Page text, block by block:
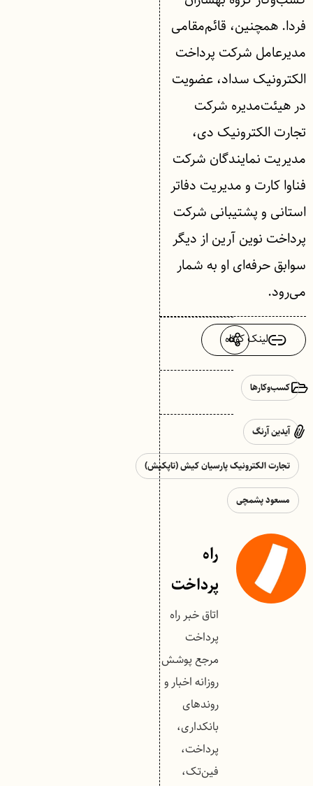
فردا. همچنین، قائم‌مقامی
مدیرعامل شرکت پرداخت
الکترونیک سداد، عضویت
در هیئت‌مدیره شرکت
تجارت الکترونیک دی،
مدیریت نمایندگان شرکت
فناوا کارت و مدیریت دفاتر
استانی و پشتیبانی شرکت
پرداخت نوین آرین از دیگر
سوابق حرفه‌ای او به شمار
می‌رود.
لینک کوتاه
کسب‌وکارها
آیدین آرنگ
تجارت الکترونیک پارسیان کیش (تاپکیش)
مسعود پشم‎چی
راه
پرداخت
اتاق خبر راه
پرداخت
مرجع پوشش
روزانه اخبار و
روندهای
بانکداری،
پرداخت،
فین‌تک،